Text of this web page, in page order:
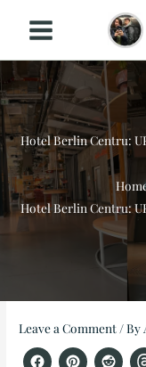
Hotel Berlin Centru:
Hotel Berlin Centru:
Leave a Comment / By